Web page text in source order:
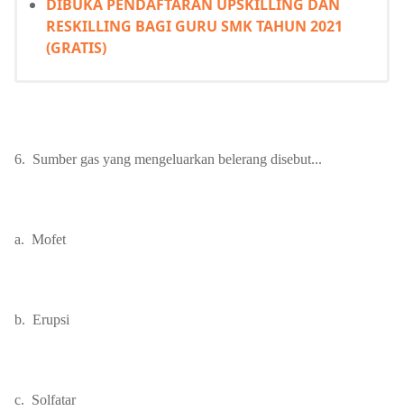
DIBUKA PENDAFTARAN UPSKILLING DAN
RESKILLING BAGI GURU SMK TAHUN 2021
(GRATIS)
6. Sumber gas yang mengeluarkan belerang disebut...
a. Mofet
b. Erupsi
c. Solfatar